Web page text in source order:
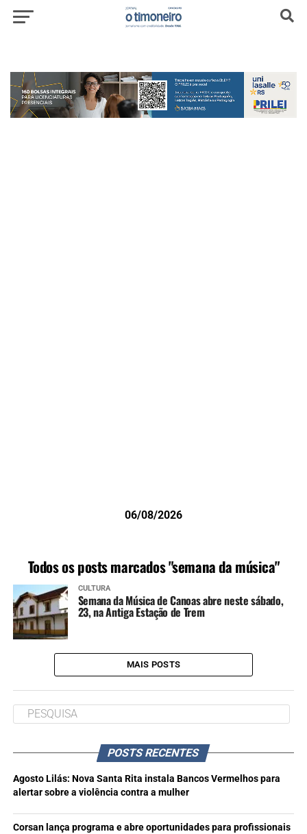
06/08/2026
Todos os posts marcados "semana da música"
CULTURA
Semana da Música de Canoas abre neste sábado,
23, na Antiga Estação de Trem
MAIS POSTS
POSTS RECENTES
Agosto Lilás: Nova Santa Rita instala Bancos Vermelhos para
alertar sobre a violência contra a mulher
Corsan lança programa e abre oportunidades para profissionais